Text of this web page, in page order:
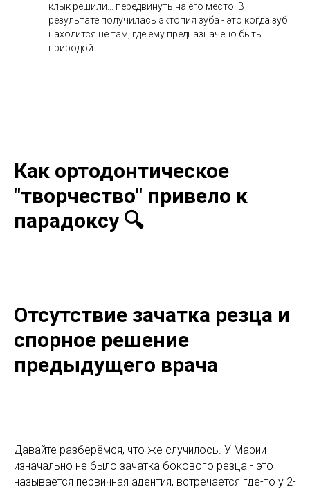
клык решили... передвинуть на его место. В
результате получилась эктопия зуба - это когда зуб
находится не там, где ему предназначено быть
природой.
Как ортодонтическое
"творчество" привело к
парадоксу 🔍
Отсутствие зачатка резца и
спорное решение
предыдущего врача
Давайте разберёмся, что же случилось. У Марии
изначально не было зачатка бокового резца - это
называется первичная адентия, встречается где-то у 2-